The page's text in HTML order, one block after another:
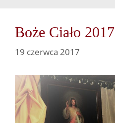
Boże Ciało 2017
19 czerwca 2017